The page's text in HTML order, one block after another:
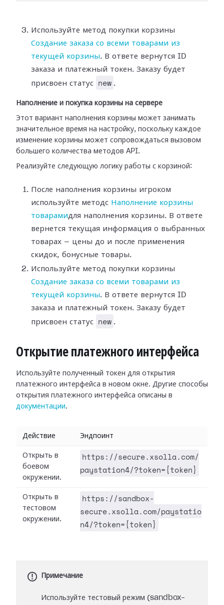
Используйте метод покупки корзины
Создание заказа со всеми товарами из
текущей корзины. В ответе вернутся ID
заказа и платежный токен. Заказу будет
присвоен статус
new .
Наполнение и покупка корзины на сервере
Этот вариант наполнения корзины может занимать
значительное время на настройку, поскольку каждое
изменение корзины может сопровождаться вызовом
большего количества методов API.
Реализуйте следующую логику работы с корзиной:
После наполнения корзины игроком
используйте методс Наполнение корзины
товарамидля наполнения корзины. В ответе
вернется текущая информация о выбранных
товарах — цены до и после применения
скидок, бонусные товары.
Используйте метод покупки корзины
Создание заказа со всеми товарами из
текущей корзины. В ответе вернутся ID
заказа и платежный токен. Заказу будет
присвоен статус
new .
Открытие платежного интерфейса
Используйте полученный токен для открытия
платежного интерфейса в новом окне. Другие способы
открытия платежного интерфейса описаны в
документации.
Действие Эндпоинт
Открыть в
боевом
окружении.
https://secure.xsolla.com/
paystation4/?token={token}
Открыть в
тестовом
окружении.
https://sandbox-
secure.xsolla.com/paystatio
n4/?token={token}
Примечание
Используйте тестовый режим (sandbox-